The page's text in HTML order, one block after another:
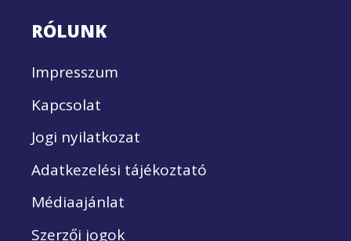
RÓLUNK
Impresszum
Kapcsolat
Jogi nyilatkozat
Adatkezelési tájékoztató
Médiaajánlat
Szerzői jogok